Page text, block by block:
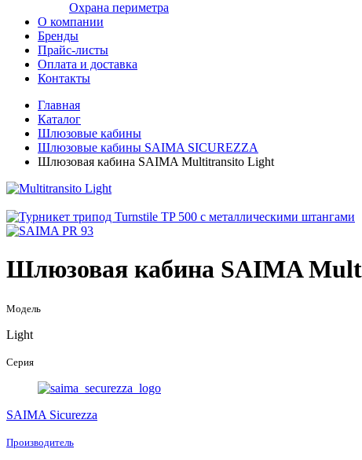
Охрана периметра
О компании
Бренды
Прайс-листы
Оплата и доставка
Контакты
Главная
Каталог
Шлюзовые кабины
Шлюзовые кабины SAIMA SICUREZZA
Шлюзовая кабина SAIMA Multitransito Light
Шлюзовая кабина SAIMA
Модель
Light
Серия
SAIMA Sicurezza
Производитель